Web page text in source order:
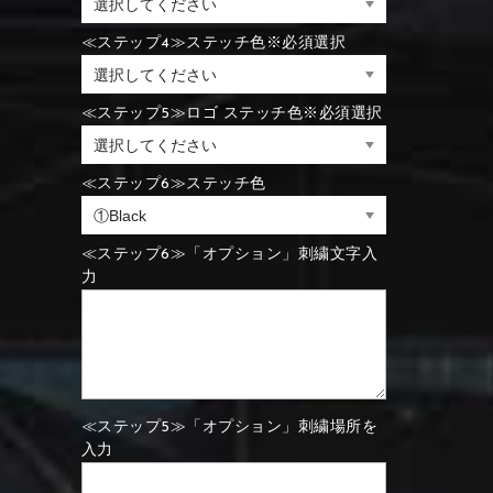
⑮Wine red
⑪Black ⑫Ivory
⑮Wine red
⑪Black
⑪Blue ⑫Aqua blue
⑮Rose pink
⑪Blue
⑮Rose pink
≪ステップ4≫ステッチ色※必須選択
≪ステップ5≫ロゴ ステッチ色※必須選択
≪ステップ6≫ステッチ色
≪ステップ6≫「オプション」刺繍文字入
力
≪ステップ5≫「オプション」刺繍場所を
入力